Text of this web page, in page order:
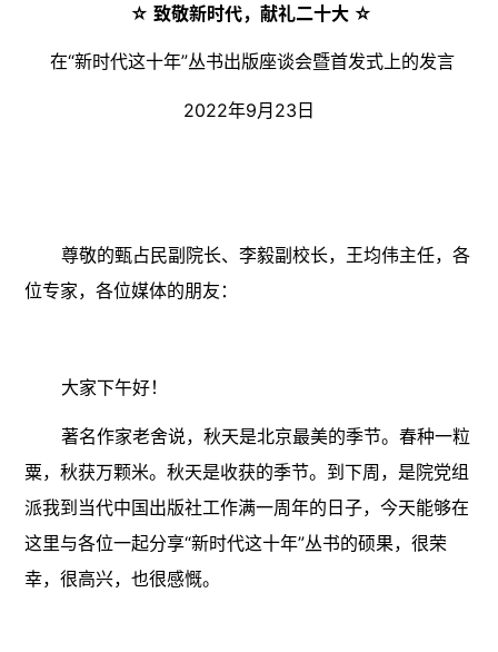
☆ 致敬新时代，献礼二十大 ☆
在“新时代这十年”丛书出版座谈会暨首发式上的发言
2022年9月23日
尊敬的甄占民副院长、李毅副校长，王均伟主任，各
位专家，各位媒体的朋友：
大家下午好！
著名作家老舍说，秋天是北京最美的季节。春种一粒
粟，秋获万颗米。秋天是收获的季节。到下周，是院党组
派我到当代中国出版社工作满一周年的日子，今天能够在
这里与各位一起分享“新时代这十年”丛书的硕果，很荣
幸，很高兴，也很感慨。